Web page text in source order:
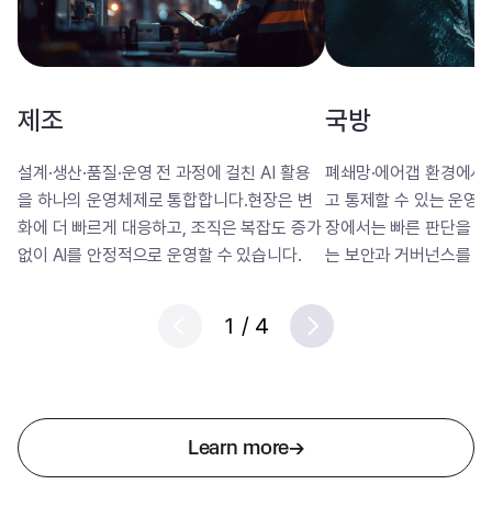
제조
설계·생산·품질·운영 전 과정에 걸친 AI 활용
을 하나의 운영체제로 통합합니다.현장은 변
화에 더 빠르게 대응하고, 조직은 복잡도 증가
없이 AI를 안정적으로 운영할 수 있습니다.
국방
폐쇄망·에어갭 환경에
고 통제할 수 있는 운영
장에서는 빠른 판단을
는 보안과 거버넌스를
1 / 4
Next
Learn more